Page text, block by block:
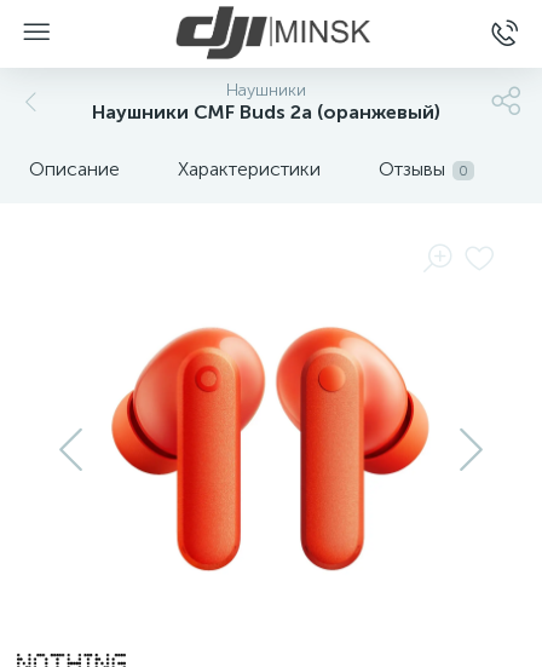
Наушники
Наушники CMF Buds 2a (оранжевый)
Описание Характеристики Отзывы 0